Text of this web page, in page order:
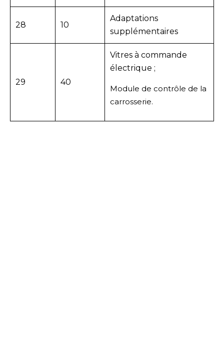
28 10
Adaptations
supplémentaires
29 40
Vitres à commande
électrique ;
Module de contrôle de la
carrosserie.